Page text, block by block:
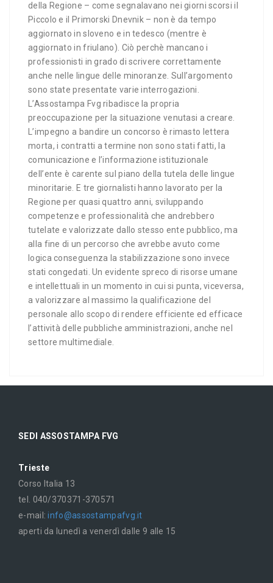
della Regione – come segnalavano nei giorni scorsi il
Piccolo e il Primorski Dnevnik – non è da tempo
aggiornato in sloveno e in tedesco (mentre è
aggiornato in friulano). Ciò perchè mancano i
professionisti in grado di scrivere correttamente
anche nelle lingue delle minoranze. Sull’argomento
sono state presentate varie interrogazioni.
L’Assostampa Fvg ribadisce la propria
preoccupazione per la situazione venutasi a creare.
L’impegno a bandire un concorso è rimasto lettera
morta, i contratti a termine non sono stati fatti, la
comunicazione e l’informazione istituzionale
dell’ente è carente sul piano della tutela delle lingue
minoritarie. E tre giornalisti hanno lavorato per la
Regione per quasi quattro anni, sviluppando
competenze e professionalità che andrebbero
tutelate e valorizzate dallo stesso ente pubblico, ma
alla fine di un percorso che avrebbe avuto come
logica conseguenza la stabilizzazione sono invece
stati congedati. Un evidente spreco di risorse umane
e intellettuali in un momento in cui si punta, viceversa,
a valorizzare al massimo la qualificazione del
personale allo scopo di rendere efficiente ed efficace
l’attività delle pubbliche amministrazioni, anche nel
settore multimediale.
SEDI ASSOSTAMPA FVG
Trieste
Corso Italia 13
tel. 040/370371-370571
e-mail:info@assostampafvg.it
aperti da lunedì a venerdì dalle 9 alle 15